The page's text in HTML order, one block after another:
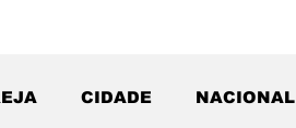
CIDADE NACIONAL